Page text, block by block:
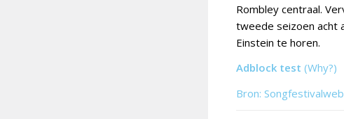
Rombley centraal.
tweede seizoen acht
Einstein te horen.
Adblock test (Why?)
Bron: